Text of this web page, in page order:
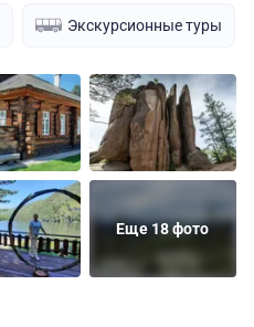
Экскурсионные туры
Еще 18 фото